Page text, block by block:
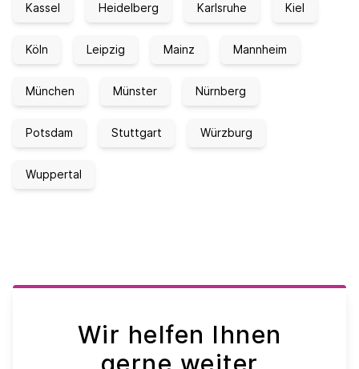
Kassel Heidelberg Karlsruhe Kiel
Köln Leipzig Mainz Mannheim
München Münster Nürnberg
Potsdam Stuttgart Würzburg
Wuppertal
Wir helfen Ihnen